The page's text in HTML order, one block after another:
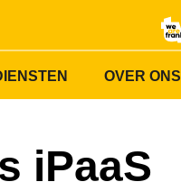
OVER ONS
iPaaS